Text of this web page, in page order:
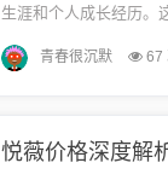
生涯和个人成长经历。
难，最终成为篮球界
同...
青春很沉默 67
悦薇价格深度解